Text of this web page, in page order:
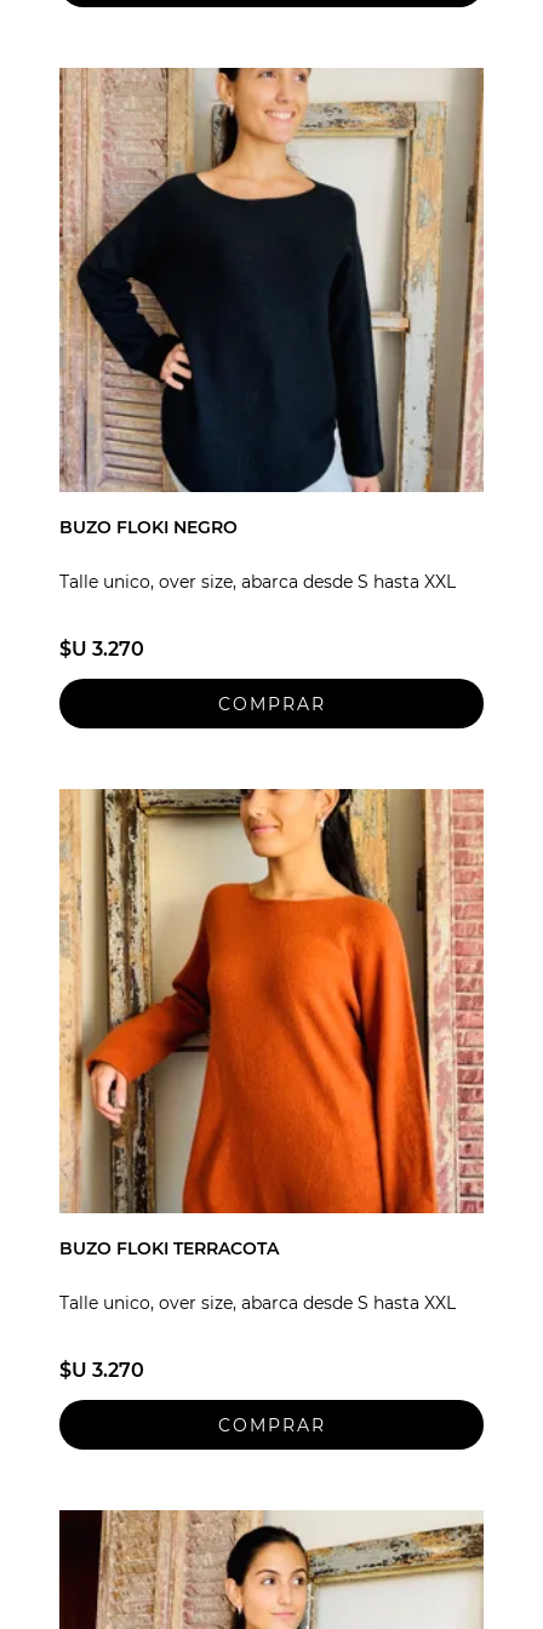
BUZO FLOKI NEGRO
Talle unico, over size, abarca desde S hasta XXL
$U 3.270
BUZO FLOKI TERRACOTA
Talle unico, over size, abarca desde S hasta XXL
$U 3.270